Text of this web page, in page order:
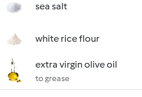
sea salt
white rice flour
extra virgin olive oil
to grease